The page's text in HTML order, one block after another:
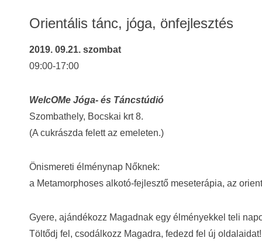
Orientális tánc, jóga, önfejlesztés
2019. 09.21. szombat
09:00-17:00
WelcOMe Jóga- és Táncstúdió
Szombathely, Bocskai krt 8.
(A cukrászda felett az emeleten.)
Önismereti élménynap Nőknek:
a Metamorphoses alkotó-fejlesztő meseterápia, az
Gyere, ajándékozz Magadnak egy élményekkel teli
Töltődj fel, csodálkozz Magadra, fedezd fel új oldalaidat!